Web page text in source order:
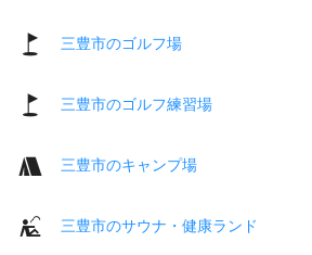
三豊市のゴルフ場
三豊市のゴルフ練習場
三豊市のキャンプ場
三豊市のサウナ・健康ランド